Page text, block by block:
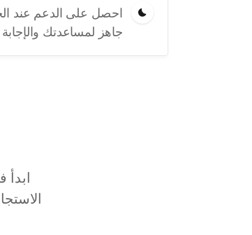
احصل على الدعم عند
جاهز لمساعدتك